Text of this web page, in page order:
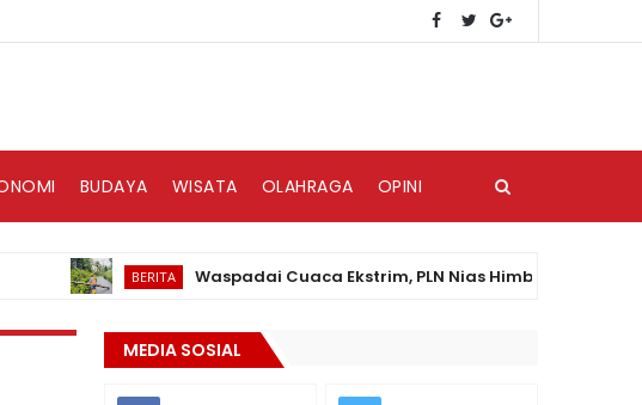
BUDAYA WISATA OLAHRAGA OPINI
BERITA Waspadai Cuaca Ekstrim, PLN Nias Himbau Masyarakat
MEDIA SOSIAL